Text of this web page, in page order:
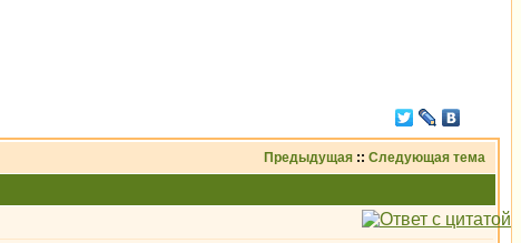
Предыдущая :: Следующая тема